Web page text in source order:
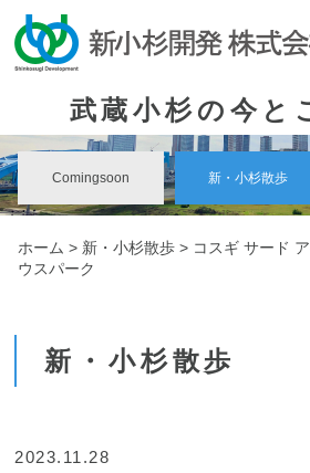
武蔵小杉の今と
Comingsoon 新・小杉散歩
ホーム > 新・小杉散歩> コスギ サード
ウスパーク
新・小杉散歩
2023.11.28